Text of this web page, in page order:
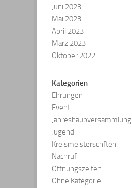
Juni 2023
Mai 2023
April 2023
März 2023
Oktober 2022
Kategorien
Ehrungen
Event
Jahreshaupversammlung
Jugend
Kreismeisterschften
Nachruf
Öffnungszeiten
Ohne Kategorie